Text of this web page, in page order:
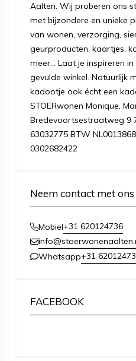
Aalten. Wij proberen ons
met bijzondere en unieke
van wonen, verzorging,
geurproducten, kaartjes,
meer... Laat je inspireren
gevulde winkel. Natuurlijk
kadootje ook écht een
STOERwonen Monique,
Bredevoortsestraatweg 9
63032775 BTW
0302682422
Neem contact met
Mobiel+31 620124736
Whatsapp+31
FACEBOOK